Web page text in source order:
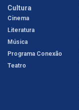
Cultura
Cinema
Literatura
Música
Programa Conexão
Teatro